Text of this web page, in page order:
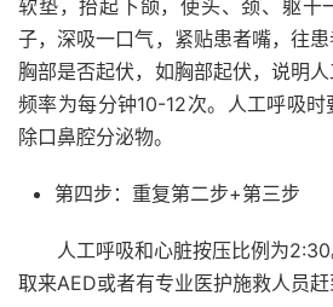
软垫，抬起下颌，使头、颈、躯干
子，深吸一口气，紧贴患者嘴，往
胸部是否起伏，如胸部起伏，说明
频率为每分钟10-12次。人工呼吸
除口鼻腔分泌物。
第四步：重复第二步+第三步
人工呼吸和心脏按压比例为
取来AED或者有专业医护施救人员赶